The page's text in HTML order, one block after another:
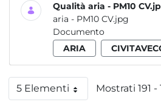
Qualità aria - PM10
aria - PM10 CV.jpg
Documento
ARIA
5 ElementiPer paginaMostrati 191 -